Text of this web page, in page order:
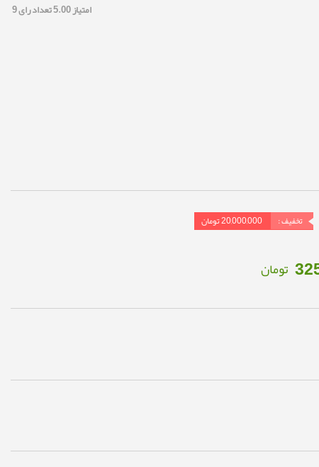
امتیاز5.00تعداد رای9
تخفیف : 20,000,000تومان
تومان